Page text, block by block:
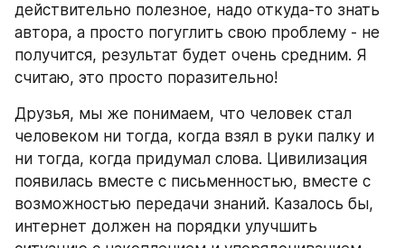
действительно полезное, надо откуда-то знать
автора, а просто погуглить свою проблему - не
получится, результат будет очень средним. Я
считаю, это просто поразительно!
Друзья, мы же понимаем, что человек стал
человеком ни тогда, когда взял в руки палку и
ни тогда, когда придумал слова. Цивилизация
появилась вместе с письменностью, вместе с
возможностью передачи знаний. Казалось бы,
интернет должен на порядки улучшить